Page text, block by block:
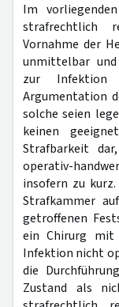
Im
strafrechtlich
Vornahme der
unmittelbar
zur Infektion
Argumentation
solche seien
keinen
Strafbarkeit
operativ-
insofern zu
Strafkammer
getroffenen
ein Chirurg mit
Infektion nicht
die
Zustand als